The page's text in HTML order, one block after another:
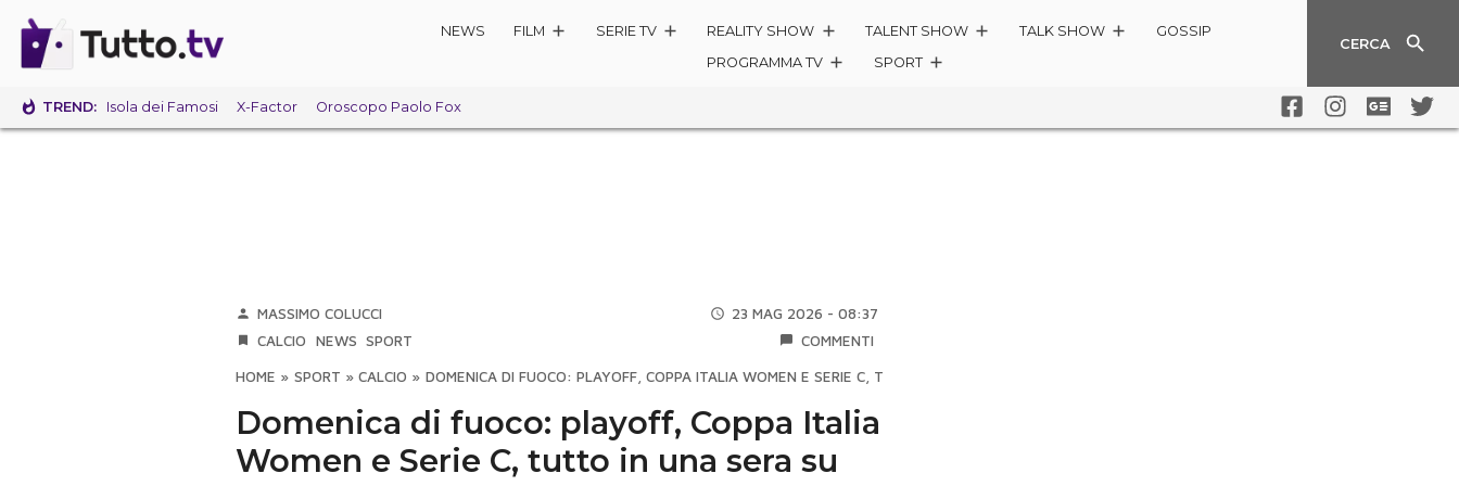
NEWS FILM SERIE TV REALITY SHOW TALENT SHOW TALK SHOW
GOSSIP
PROGRAMMA TV
SPORT
CERCA
TREND: Isola dei Famosi X-Factor Oroscopo Paolo Fox
MASSIMO COLUCCI
23 MAG 2026 - 08:37
CALCIO
NEWS SPORT COMMENTI
HOME » SPORT » CALCIO » DOMENICA DI FUOCO: PLAYOFF, COPPA ITALIA WOMEN E SERIE C, TUTTO IN UNA SERA SU SKY
Domenica di fuoco: playoff, Coppa Italia
Women e Serie C, tutto in una sera su